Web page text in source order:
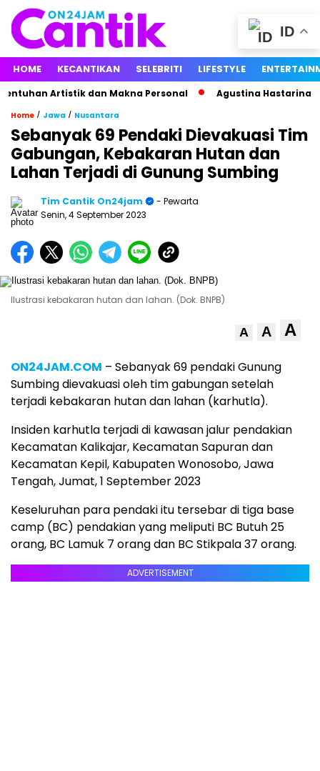
HOME KECANTIKAN SELEBRITI LIFESTYLE
Artistik dan Makna Personal Agustina Hastarina
Home / Jawa / Nusantara
Sebanyak 69 Pendaki Dievakuasi Tim
Gabungan, Kebakaran Hutan dan
Lahan Terjadi di Gunung Sumbing
Tim Cantik On24jam
- Pewarta
Senin, 4 September 2023
Ilustrasi kebakaran hutan dan lahan. (Dok. BNPB)
A A A
ON24JAM.COM – Sebanyak 69 pendaki Gunung
Sumbing dievakuasi oleh tim gabungan setelah
terjadi kebakaran hutan dan lahan (karhutla).
Insiden karhutla terjadi di kawasan jalur pendakian
Kecamatan Kalikajar, Kecamatan Sapuran dan
Kecamatan Kepil, Kabupaten Wonosobo, Jawa
Tengah, Jumat, 1 September 2023
Keseluruhan para pendaki itu tersebar di tiga base
camp (BC) pendakian yang meliputi BC Butuh 25
orang, BC Lamuk 7 orang dan BC Stikpala 37 orang.
ADVERTISEMENT
ID